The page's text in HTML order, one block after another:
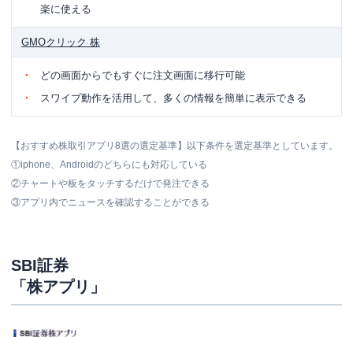
楽に使える
GMOクリック 株
どの画面からでもすぐに注文画面に移行可能
スワイプ動作を活用して、多くの情報を簡単に表示できる
【おすすめ株取引アプリ8選の選定基準】以下条件を選定基準としています。
①iphone、Androidのどちらにも対応している
②チャートや板をタッチするだけで発注できる
③アプリ内でニュースを確認することができる
SBI証券
「株アプリ」